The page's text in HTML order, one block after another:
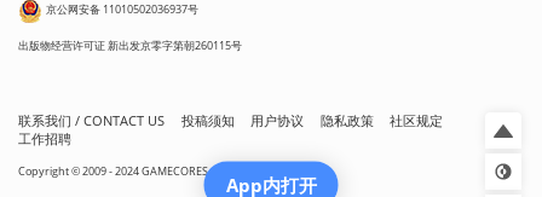
京公网安备 11010502036937号
出版物经营许可证 新出发京零字第朝260115号
联系我们 / CONTACT US 投稿须知 用户协议 隐私政策
社区规定
工作招聘
Copyright © 2009 - 2024 GAMECORES. All Rights Reserved
App内打开